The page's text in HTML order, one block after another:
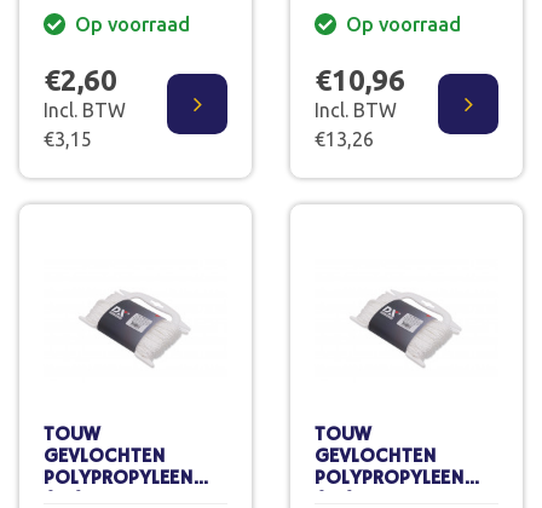
HANDHASPE 20 M.
2MMOp voorraad
€2,60
Incl. BTW
€3,15
HANDHASPELCI.
10M 10MM
Op voorraad
€10,96
Incl. BTW
€13,26
TOUW
GEVLOCHTEN
POLYPROPYLEEN
TOUW
GEVLOCHTEN
POLYPROPYLEEN